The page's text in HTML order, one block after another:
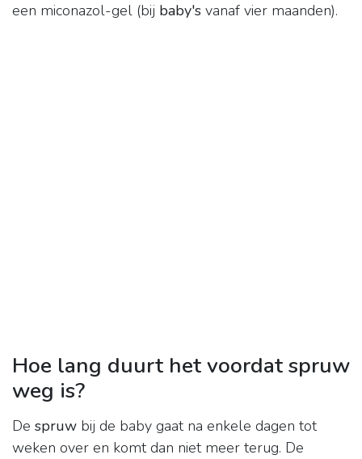
een miconazol-gel (bij baby's vanaf vier maanden).
Hoe lang duurt het voordat spruw
weg is?
De spruw bij de baby gaat na enkele dagen tot
weken over en komt dan niet meer terug. De